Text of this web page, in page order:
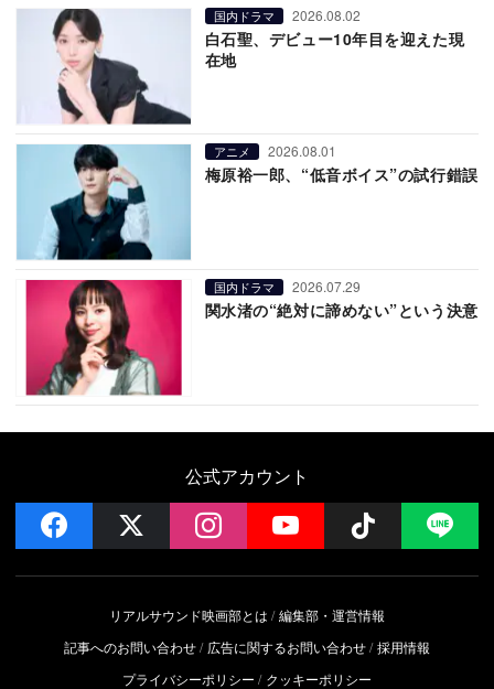
国内ドラマ 2026.08.02
白石聖、デビュー10年目を迎えた現
在地
アニメ 2026.08.01
梅原裕一郎、“低音ボイス”の試行錯誤
国内ドラマ 2026.07.29
関水渚の“絶対に諦めない”という決意
公式アカウント
facebook instagramYouTube Follow
リアルサウンド映画部とは
編集部・運営情報
記事へのお問い合わせ
広告に関するお問い合わせ 採用情報
プライバシーポリシー
クッキーポリシー